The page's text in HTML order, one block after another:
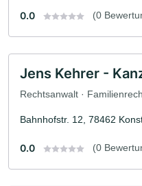
0.0 (0
Jens Kehrer -
Rechtsanwalt ·
Bahnhofstr. 12, 78462
0.0 (0